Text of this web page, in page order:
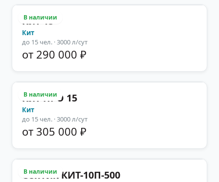
В наличии
Кит 15
Кит
до 15 чел. · 3000 л/сут
от 290 000 ₽
В наличии
Кит ПРО 15
Кит
до 15 чел. · 3000 л/сут
от 305 000 ₽
В наличии
Септик КИТ-10П-500